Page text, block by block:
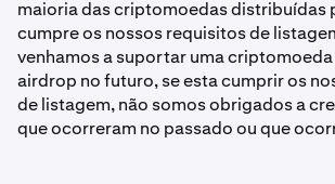
maioria das criptomoedas distribuídas
cumpre os nossos requisitos de
venhamos a suportar uma
airdrop no futuro, se esta cumprir os
de listagem, não somos obrigados a
que ocorreram no passado ou que